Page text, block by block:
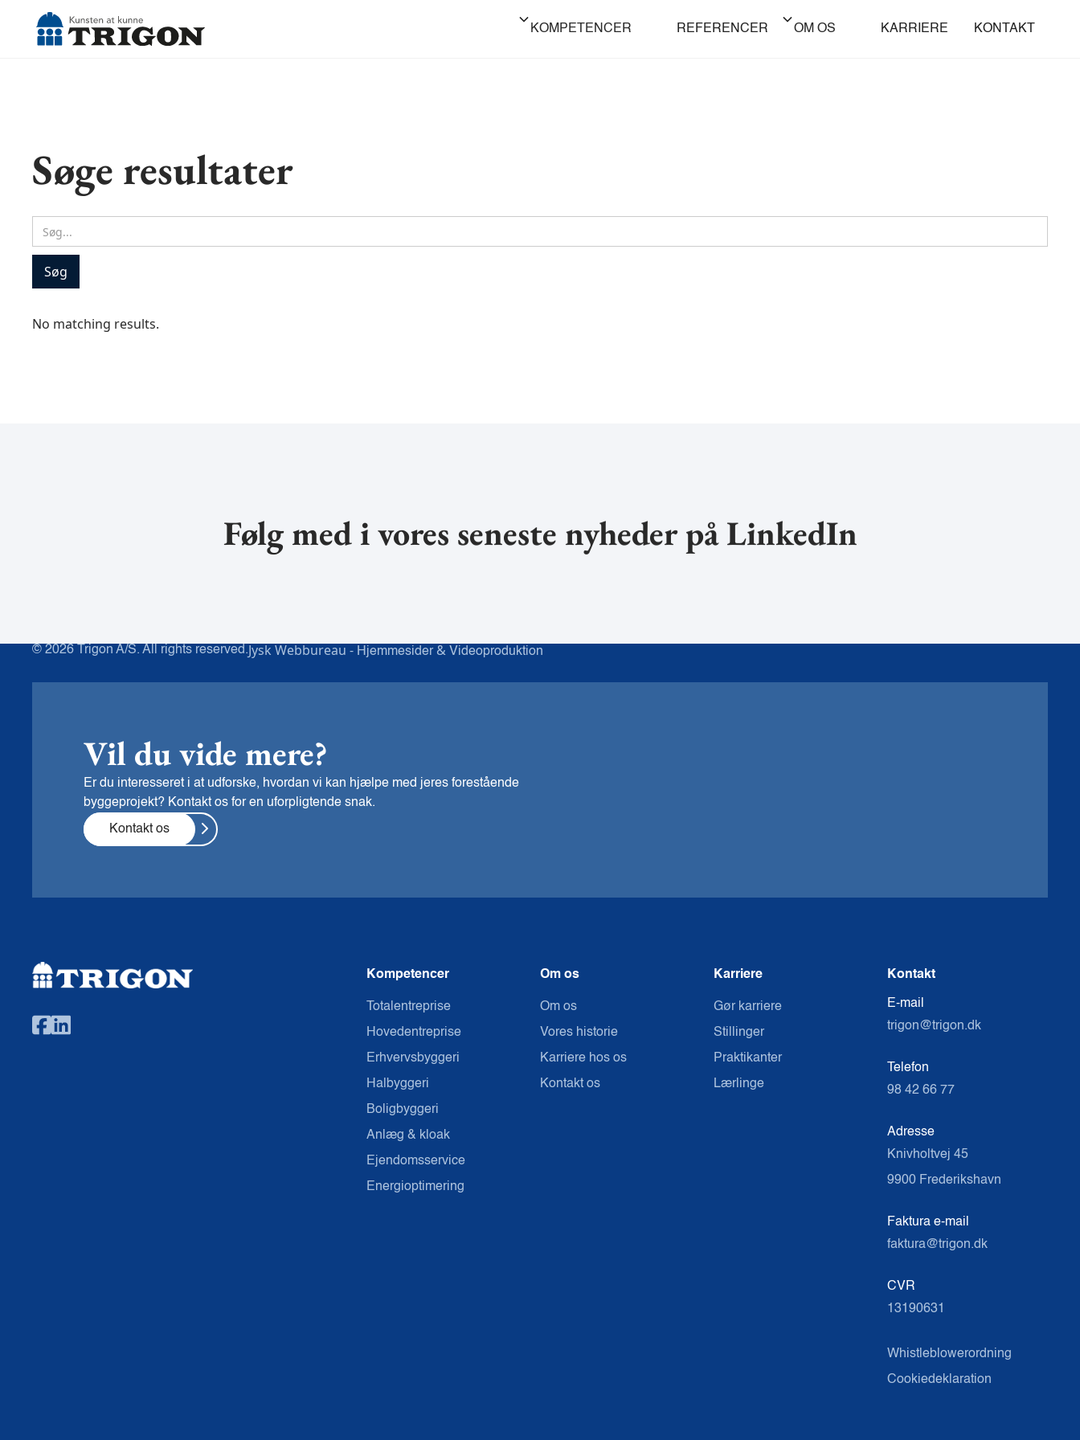
KOMPETENCER REFERENCER OM OS KARRIERE KONTAKT
Søge resultater
No matching results.
Følg med i vores seneste nyheder på LinkedIn
Vil du vide mere?
Er du interesseret i at udforske, hvordan vi kan hjælpe med jeres forestående
byggeprojekt? Kontakt os for en uforpligtende snak.
Kontakt os
Kompetencer
Totalentreprise
Hovedentreprise
Erhvervsbyggeri
Halbyggeri
Boligbyggeri
Anlæg & kloak
Ejendomsservice
Energioptimering
Om os
Om os
Vores historie
Karriere hos os
Kontakt os
Karriere
Gør karriere
Stillinger
Praktikanter
Lærlinge
Kontakt
E-mail
trigon@trigon.dk
Telefon
98 42 66 77
Adresse
Knivholtvej 45
9900 Frederikshavn
Faktura e-mail
faktura@trigon.dk
CVR
13190631
Whistleblowerordning
Cookiedeklaration
© 2026 Trigon A/S. All rights reserved.Jysk Webbureau - Hjemmesider &Videoproduktion